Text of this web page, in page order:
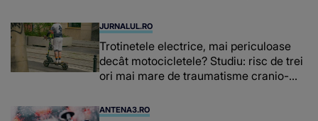
JURNALUL.RO
Trotinetele electrice, mai periculoase
decât motocicletele? Studiu: risc de trei
ori mai mare de traumatisme cranio-
ANTENA3.RO